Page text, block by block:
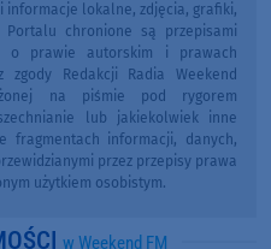
informacje lokalne, zdjęcia, grafiki,
Portalu chronione są przepisami
prawie autorskim i prawach
Redakcji Radia Weekend
na piśmie pod rygorem
lub jakiekolwiek inne
fragmentach informacji, danych,
przez przepisy prawa
użytkiem osobistym.
w Weekend FM